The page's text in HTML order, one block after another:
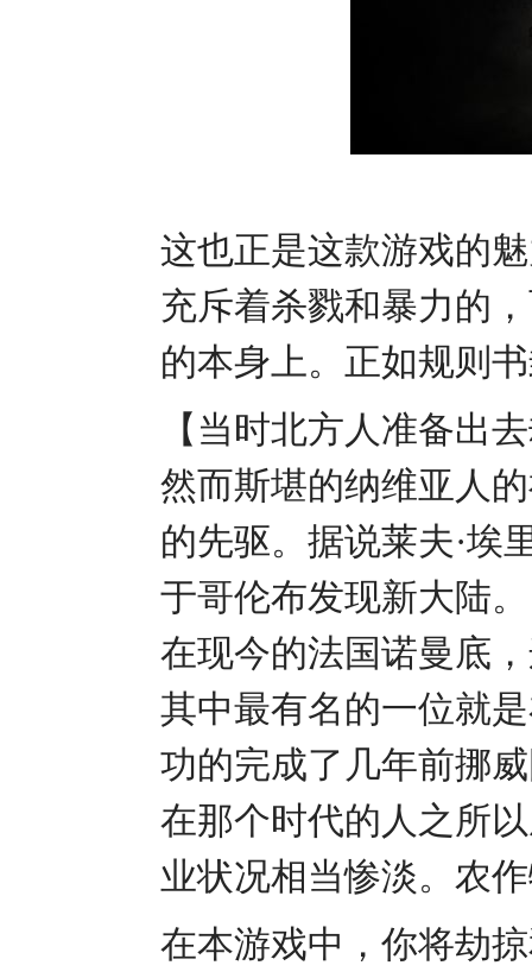
这也正是这款游戏的
充斥着杀戮和暴力的
的本身上。正如规则
【当时北方人准备出
然而斯堪的纳维亚人
的先驱。据说莱夫·埃
于哥伦布发现新大陆。
在现今的法国诺曼底
其中最有名的一位就
功的完成了几年前挪
在那个时代的人之所
业状况相当惨淡。农
在本游戏中，你将劫